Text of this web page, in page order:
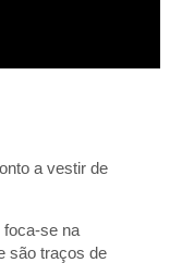
a vestir de
foca-se na
são traços de